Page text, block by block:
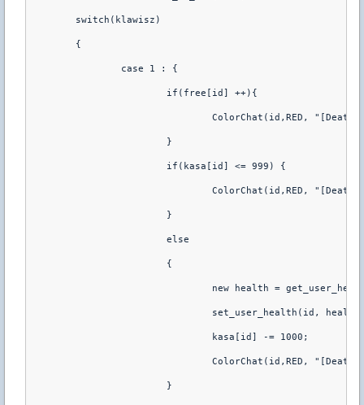
	switch(klawisz)
	{
		case 1 : {
			if(free[id] ++){
ColorChat(id,RED,
			}
			if(kasa[id] <= 999) {
ColorChat(id,RED,
			}
			else
			{
new health =
set_user_health(id,
				kasa[id] -= 1000;
ColorChat(id,RED,
			}